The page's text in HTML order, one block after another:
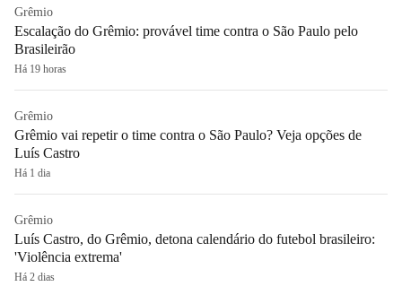
Grêmio
Escalação do Grêmio: provável time contra o São Paulo pelo
Brasileirão
Há 19 horas
Grêmio
Grêmio vai repetir o time contra o São Paulo? Veja opções de
Luís Castro
Há 1 dia
Grêmio
Luís Castro, do Grêmio, detona calendário do futebol brasileiro:
'Violência extrema'
Há 2 dias